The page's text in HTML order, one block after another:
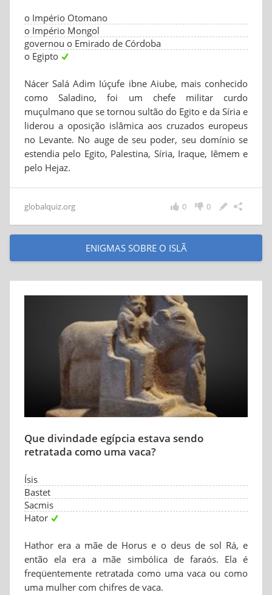
o Império Otomano
o Império Mongol
governou o Emirado de Córdoba
o Egipto
Nácer Salá Adim Iúçufe ibne Aiube, mais conhecido
como Saladino, foi um chefe militar curdo
muçulmano que se tornou sultão do Egito e da Síria e
liderou a oposição islâmica aos cruzados europeus
no Levante. No auge de seu poder, seu domínio se
estendia pelo Egito, Palestina, Síria, Iraque, Iêmem e
pelo Hejaz.
globalquiz.org 0
0
ENIGMAS SOBRE O ISLÃ
Que divindade egípcia estava sendo
retratada como uma vaca?
Ísis
Bastet
Sacmis
Hator
Hathor era a mãe de Horus e o deus de sol Rá, e
então ela era a mãe simbólica de faraós. Ela é
freqüentemente retratada como uma vaca ou como
uma mulher com chifres de vaca.